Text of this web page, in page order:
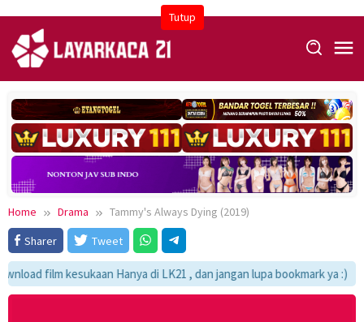
Tutup
content
Home Drama
Tammy's Always Dying (2019)
Sharer
Tweet
film kesukaan Hanya di LK21 , dan jangan lupa bookmark ya :)